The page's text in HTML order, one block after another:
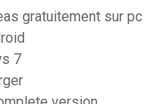
gratuitement sur pc
7